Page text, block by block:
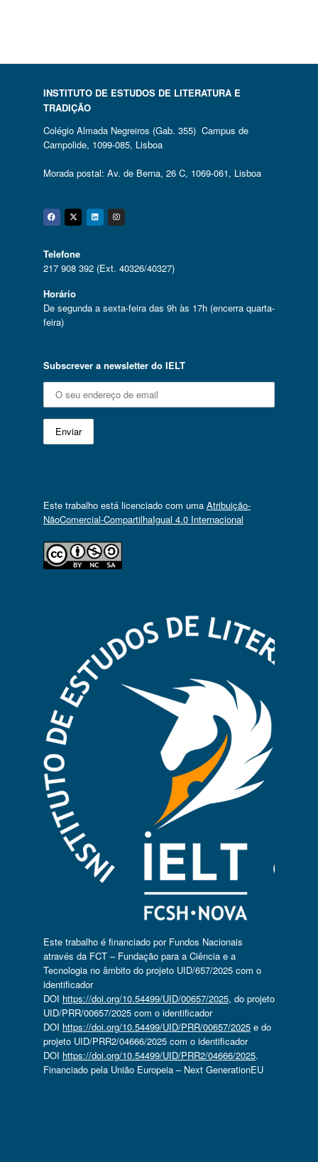
INSTITUTO DE ESTUDOS DE LITERATURA E
TRADIÇÃO
Colégio Almada Negreiros (Gab. 355) Campus de
Campolide, 1099-085, Lisboa
Morada postal: Av. de Berna, 26 C, 1069-061, Lisboa
Facebook
Twitter
Linkedin
Instagram
Telefone
217 908 392 (Ext. 40326/40327)
Horário
De segunda a sexta-feira das 9h às 17h (encerra quarta-
feira)
Subscrever a newsletter do IELT
Este trabalho está licenciado com uma Atribuição-
NãoComercial-CompartilhaIgual 4.0 Internacional
Este trabalho é financiado por Fundos Nacionais
através da FCT – Fundação para a Ciência e a
Tecnologia no âmbito do projeto UID/657/2025 com o
identificador
DOI https://doi.org/10.54499/UID/00657/2025, do projeto
UID/PRR/00657/2025 com o identificador
DOI https://doi.org/10.54499/UID/PRR/00657/2025e do
projeto UID/PRR2/04666/2025 com o identificador
DOI https://doi.org/10.54499/UID/PRR2/04666/2025.
Financiado pela União Europeia – Next GenerationEU